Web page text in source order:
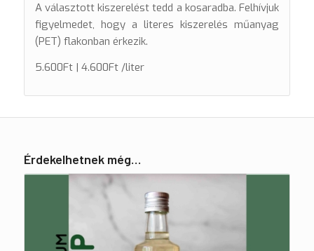
A választott kiszerelést tedd a kosaradba. Felhívjuk
figyelmedet, hogy a literes kiszerelés műanyag
(PET) flakonban érkezik.
5.600Ft | 4.600Ft /liter
Érdekelhetnek még…